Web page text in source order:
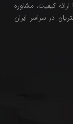
کیفیت، مشاوره
در سراسر ایران